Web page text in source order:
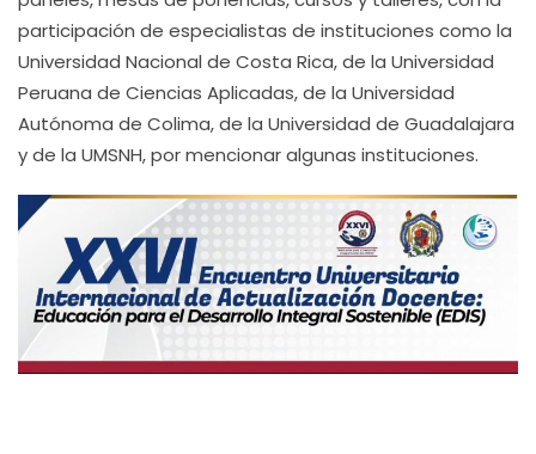
participación de especialistas de instituciones como la
Universidad Nacional de Costa Rica, de la Universidad
Peruana de Ciencias Aplicadas, de la Universidad
Autónoma de Colima, de la Universidad de Guadalajara
y de la UMSNH, por mencionar algunas instituciones.